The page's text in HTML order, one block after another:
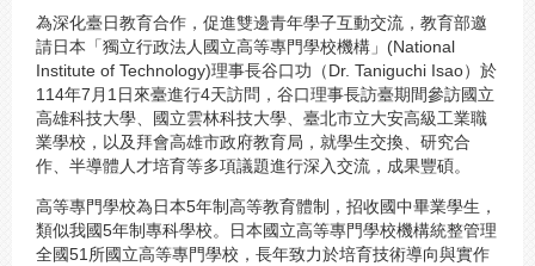
為深化臺日教育合作，促進雙邊青年學子互動交流，教育部邀
請日本「獨立行政法人國立高等專門學校機構」(National
Institute of Technology)理事長谷口功（Dr. Taniguchi Isao）於
114年7月1日來臺進行4天訪問，谷口理事長訪臺期間參訪國立
高雄科技大學、國立雲林科技大學、臺北市立大安高級工業職
業學校，以及拜會高雄市政府教育局，就學生交換、研究合
作、半導體人才培育等多項議題進行深入交流，成果豐碩。
高等專門學校為日本5年制高等教育體制，招收國中畢業學生，
類似我國5年制專科學校。日本國立高等專門學校機構統整管理
全國51所國立高等專門學校，長年致力於培育技術導向與實作